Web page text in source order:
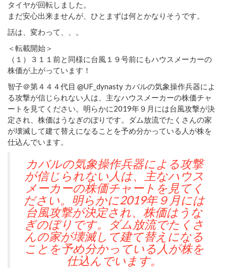
タイヤが回転しました。
まだ安心出来ませんが、ひとまずは何とかなりそうです。
話は、変わって、、。
＜転載開始＞
（１）３１１前と同様に台風１９号前にもハウスメーカーの
株価が上がっています！
智子＠第４４４代目‏ @UF_dynasty カバルの気象操作兵器によ
る攻撃が信じられない人は、主なハウスメーカーの株価チャ
ートを見てください。明らかに2019年９月には台風攻撃が決
定され、株価はうなぎのぼりです。ダム放流でたくさんの家
が壊滅して建て替えになることを予め分かっている人が株を
仕込んでいます。
カバルの気象操作兵器による攻撃
が信じられない人は、主なハウス
メーカーの株価チャートを見てく
ださい。明らかに2019年９月には
台風攻撃が決定され、株価はうな
ぎのぼりです。ダム放流でたくさ
んの家が壊滅して建て替えになる
ことを予め分かっている人が株を
仕込んでいます。